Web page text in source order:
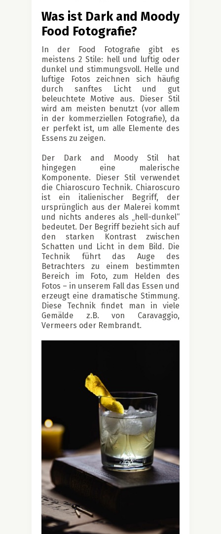
Was ist Dark and Moody
Food Fotografie?
In der Food Fotografie gibt es
meistens 2 Stile: hell und luftig oder
dunkel und stimmungsvoll. Helle und
luftige Fotos zeichnen sich häufig
durch sanftes Licht und gut
beleuchtete Motive aus. Dieser Stil
wird am meisten benutzt (vor allem
in der kommerziellen Fotografie), da
er perfekt ist, um alle Elemente des
Essens zu zeigen.
Der Dark and Moody Stil hat
hingegen eine malerische
Komponente. Dieser Stil verwendet
die Chiaroscuro Technik. Chiaroscuro
ist ein italienischer Begriff, der
ursprünglich aus der Malerei kommt
und nichts anderes als „hell-dunkel“
bedeutet. Der Begriff bezieht sich auf
den starken Kontrast zwischen
Schatten und Licht in dem Bild. Die
Technik führt das Auge des
Betrachters zu einem bestimmten
Bereich im Foto, zum Helden des
Fotos – in unserem Fall das Essen und
erzeugt eine dramatische Stimmung.
Diese Technik findet man in viele
Gemälde z.B. von Caravaggio,
Vermeers oder Rembrandt.